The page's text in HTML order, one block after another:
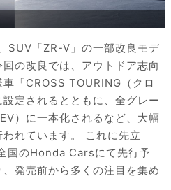
SUV「ZR-V」の一部改良モデ
の改良では、アウトドア志向
「CROSS TOURING（クロ
定されるとともに、全グレー
）に一本化されるなど、大幅
れています。 これに先立
国のHonda Carsにて先行予
発売前から多くの注目を集め